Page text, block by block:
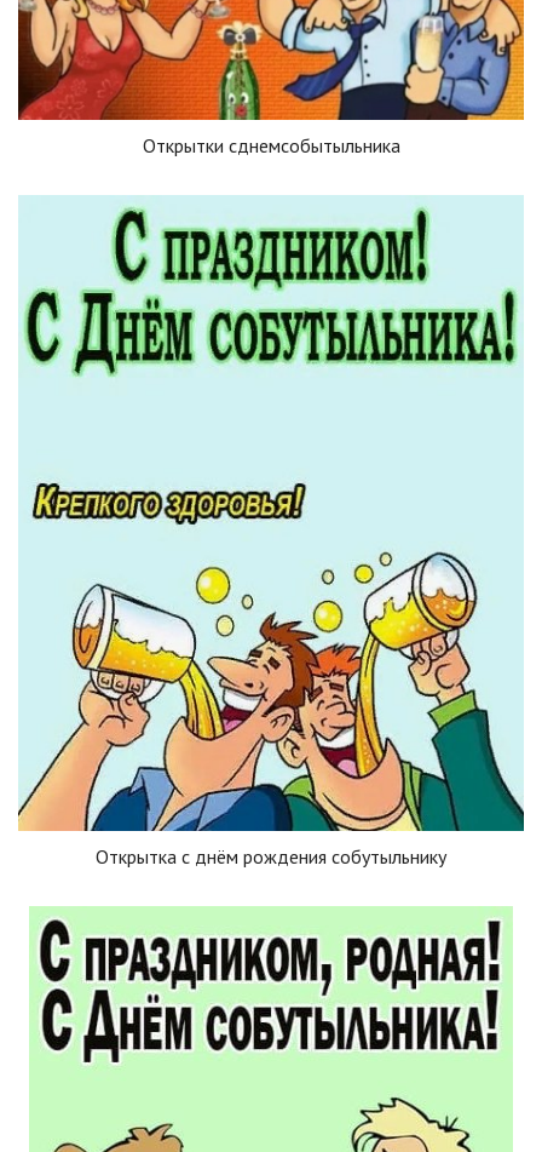
Открытки сднемсобытыльника
Открытка с днём рождения собутыльнику